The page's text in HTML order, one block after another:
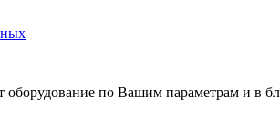
по Вашим параметрам и в